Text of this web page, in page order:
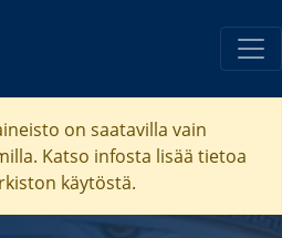
on saatavilla vain
Katso infosta lisää tietoa
käytöstä.